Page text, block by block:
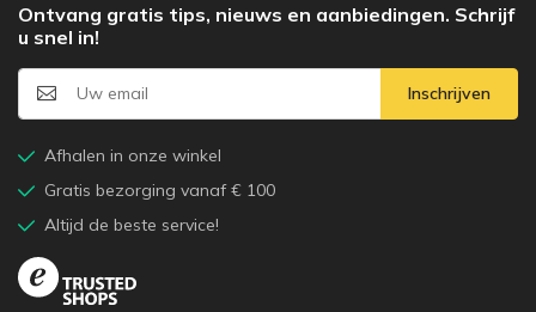
Ontvang gratis tips, nieuws en aanbiedingen. Schrijf
u snel in!
Inschrijven
Afhalen in onze winkel
Gratis bezorging vanaf € 100
Altijd de beste service!